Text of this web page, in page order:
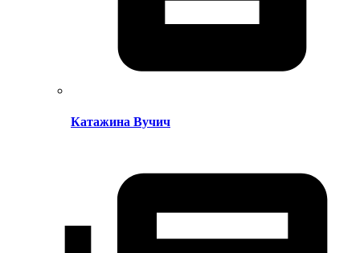
Катажина Вучич